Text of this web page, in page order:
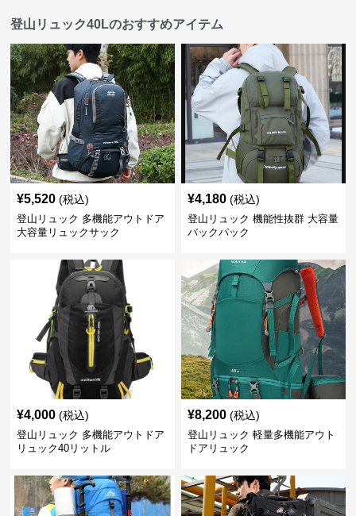
登山リュック40Lのおすすめアイテム
¥5,520 (税込)
登山リュック 多機能アウトドア
大容量リュックサック
¥4,180 (税込)
登山リュック 機能性抜群 大容量
バックパック
¥4,000 (税込)
登山リュック 多機能アウトドア
リュック40リットル
¥8,200 (税込)
登山リュック 軽量多機能アウト
ドアリュック